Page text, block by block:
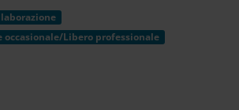
occasionale/Libero professionale